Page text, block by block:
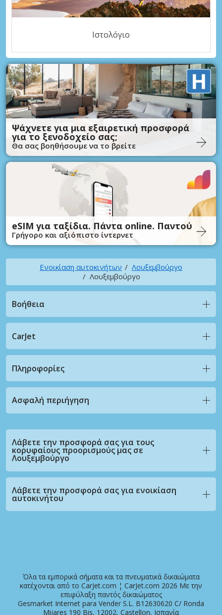
Ιστολόγιο
Ψάχνετε για μια εξαιρετική προσφορά
για το ξενοδοχείο σας;
Θα σας βοηθήσουμε να το βρείτε
eSIM για ταξίδια. Πάντα online. Παντού
Γρήγορο και αξιόπιστο ίντερνετ
Ενοικίαση αυτοκινήτων
Λουξεμβούργο
Λουξεμβούργο
Βοήθεια
CarJet
Πληροφορίες
Ασφαλή περιήγηση
Λάβετε την προσφορά σας για τους
κορυφαίους προορισμούς μας σε
Λουξεμβούργο
Λάβετε την προσφορά σας για ενοικίαση
αυτοκινήτου
Όλα τα εμπορικά σήματα και τα πνευματικά δικαιώματα
κατέχονται από το CarJet.com ¦ CarJet.com 2026 Με την
επιφύλαξη παντός δικαιώματος
Gesmarket Internet para Vender S.L. B12630620 C/ Ronda
Mijares 190 Bis, 12002, Castellon, Ισπανία